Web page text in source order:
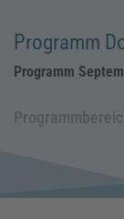
Programm
Programm